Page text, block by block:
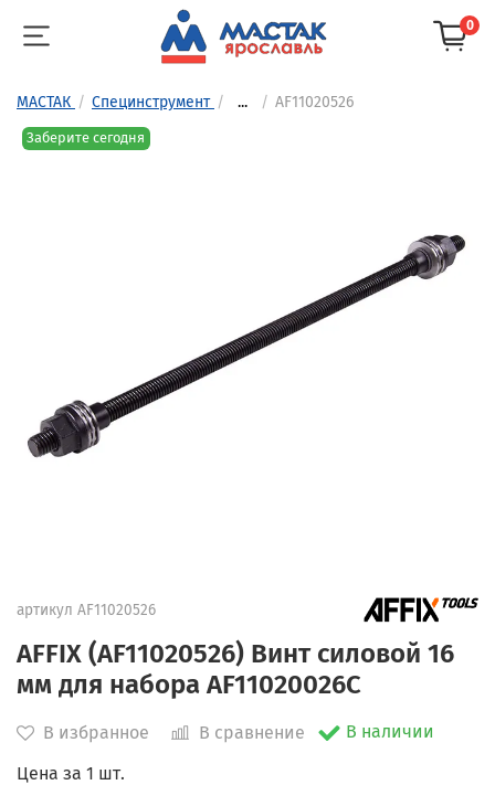
0
МАСТАК Специнструмент ... AF11020526
Заберите сегодня
артикул AF11020526
AFFIX (AF11020526) Винт силовой 16
мм для набора AF11020026C
В избранное В сравнение
В наличии
Цена за 1 шт.